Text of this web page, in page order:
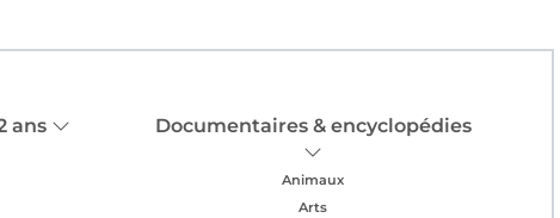
ans Documentaires & encyclopédies
Animaux
Arts